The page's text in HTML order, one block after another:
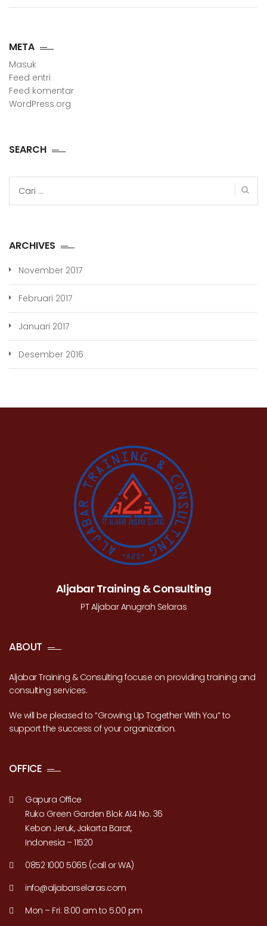
META
Masuk
Feed entri
Feed komentar
WordPress.org
SEARCH
untuk:
ARCHIVES
November 2017
Februari 2017
Januari 2017
Desember 2016
Aljabar Training & Consulting
PT Aljabar Anugrah Selaras
ABOUT
Aljabar Training & Consulting focuse on providing training and
consulting services.
We will be pleased to “Growing Up Together With You” to
support the success of your organization.
OFFICE
Gapura Office
Ruko Green Garden Blok A14 No. 36
Kebon Jeruk, Jakarta Barat,
Indonesia – 11520
0852 1000 5065 (call or WA)
info@aljabarselaras.com
Mon – Fri: 8:00 am to 5:00 pm